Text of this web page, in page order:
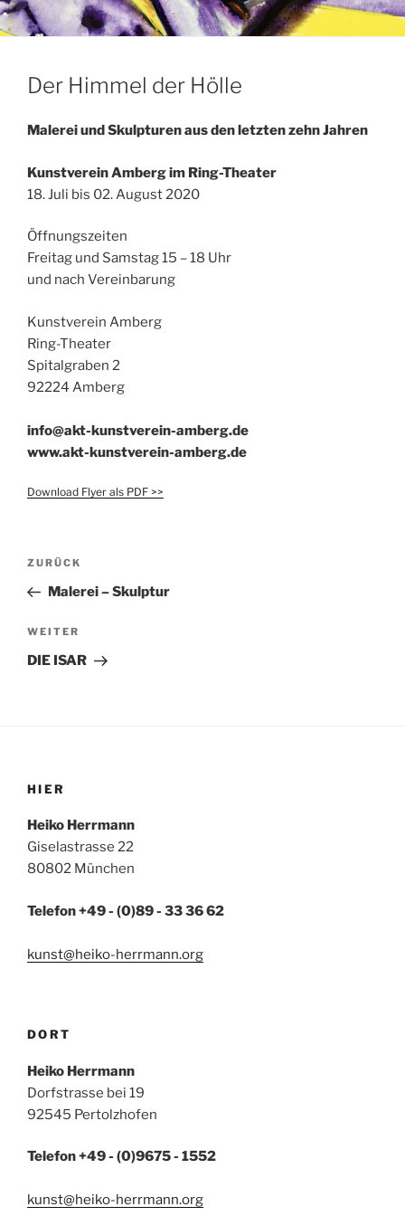
Der Himmel der Hölle
Malerei und Skulpturen aus den letzten zehn Jahren
Kunstverein Amberg im Ring-Theater
18. Juli bis 02. August 2020
Öffnungszeiten
Freitag und Samstag 15 – 18 Uhr
und nach Vereinbarung
Kunstverein Amberg
Ring-Theater
Spitalgraben 2
92224 Amberg
info@akt-kunstverein-amberg.de
www.akt-kunstverein-amberg.de
Download Flyer als PDF >>
Beitragsnavigation
Vorheriger
Beitrag
ZURÜCK
Malerei – Skulptur
Nächster
Beitrag
WEITER
DIE ISAR
HIER
Heiko Herrmann
Giselastrasse 22
80802 München
Telefon +49 - (0)89 - 33 36 62
kunst@heiko-herrmann.org
DORT
Heiko Herrmann
Dorfstrasse bei 19
92545 Pertolzhofen
Telefon +49 - (0)9675 - 1552
kunst@heiko-herrmann.org